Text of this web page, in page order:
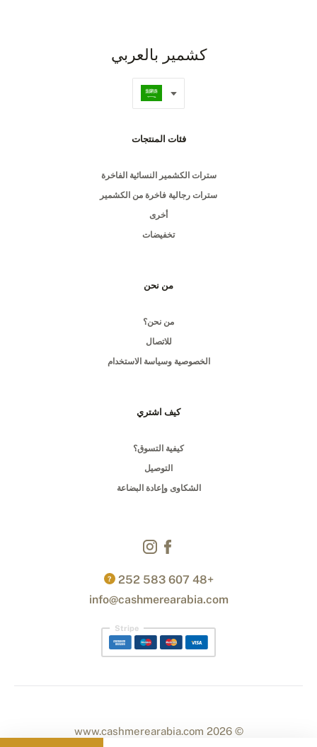
كشمير بالعربي
فئات المنتجات
سترات الكشمير النسائية الفاخرة
سترات رجالية فاخرة من الكشمير
أخرى
تخفيضات
من نحن
من نحن؟
للاتصال
الخصوصية وسياسة الاستخدام
كيف اشتري
كيفية التسوق؟
التوصيل
الشكاوى وإعادة البضاعة
+48 607 583 252
?
info@cashmerearabia.com
Stripe
© 2026 www.cashmerearabia.com